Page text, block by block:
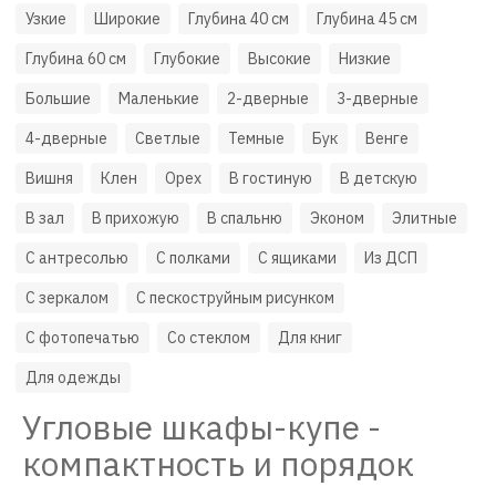
Узкие
Широкие Глубина 40 см
Глубина 45 см
Глубина 60 см
Глубокие Высокие
Низкие
Большие
Маленькие 2-дверные
3-дверные
4-дверные
Светлые Темные Бук
Венге
Вишня
Клен Орех В гостиную
В детскую
В зал
В прихожую В спальню Эконом
Элитные
С антресолью
С полками С ящиками
Из ДСП
С зеркалом
С пескоструйным рисунком
С фотопечатью
Со стеклом
Для книг
Для одежды
Угловые шкафы-купе -
компактность и порядок